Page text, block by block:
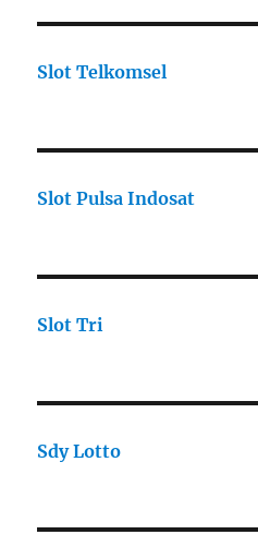
Slot Telkomsel
Slot Pulsa Indosat
Slot Tri
Sdy Lotto